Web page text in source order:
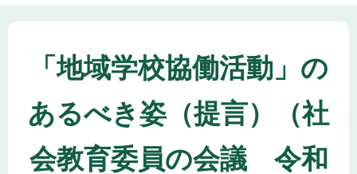
先
頭
「地域学校協働活動」の
あるべき姿（提言）（社
会教育委員の会議 令和